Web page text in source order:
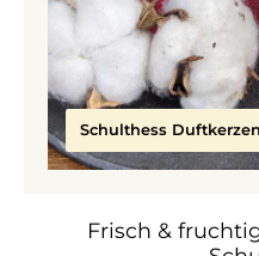
Schulthess
Frisch &